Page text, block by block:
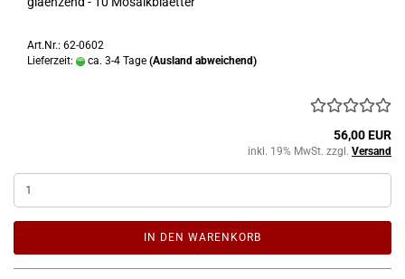
Art.Nr.: 62-0602
Lieferzeit:
ca. 3-4 Tage (Ausland abweichend)
56,00 EUR
inkl. 19% MwSt. zzgl. Versand
IN DEN WARENKORB